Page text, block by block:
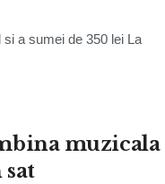
a sumei de 350 lei La
muzicala
sat